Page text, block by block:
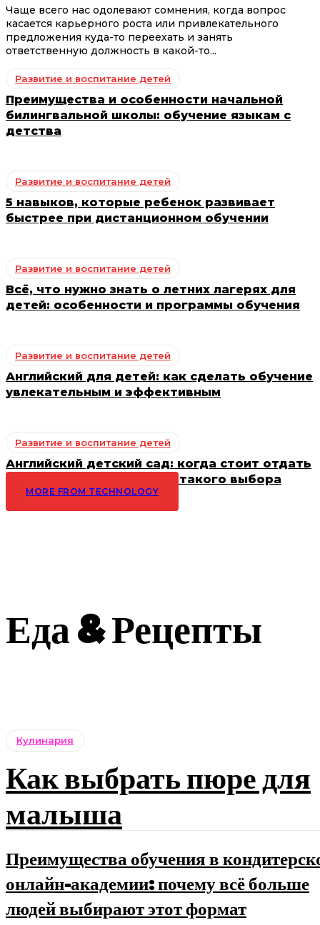
Чаще всего нас одолевают сомнения, когда вопрос
касается карьерного роста или привлекательного
предложения куда-то переехать и занять
ответственную должность в какой-то...
Развитие и воспитание детей
Преимущества и особенности начальной
билингвальной школы: обучение языкам с
детства
Развитие и воспитание детей
5 навыков, которые ребенок развивает
быстрее при дистанционном обучении
Развитие и воспитание детей
Всё, что нужно знать о летних лагерях для
детей: особенности и программы обучения
Развитие и воспитание детей
Английский для детей: как сделать обучение
увлекательным и эффективным
Развитие и воспитание детей
Английский детский сад: когда стоит отдать
ребенка и преимущества такого выбора
MORE FROM TECHNOLOGY
Еда & Рецепты
Кулинария
Как выбрать пюре для
малыша
Преимущества обучения в
онлайн-академии: почему всё больше
людей выбирают этот формат